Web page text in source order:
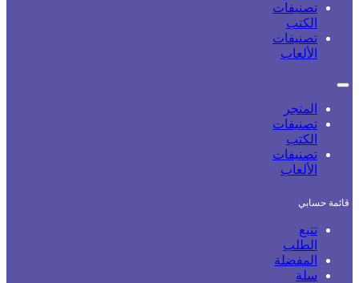
تصنيفات
الكتب
تصنيفات
الألعاب
المتجر
تصنيفات
الكتب
تصنيفات
الألعاب
قائمة حسابي
تتبع
الطلب
المفضلة
سلة